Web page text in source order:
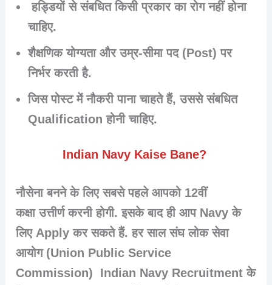
हड्डियों से संबधित किसी प्रकार का रोग नहीं होना
चाहिए.
शैक्षणिक योग्यता औरउम्र-सीमापद (Post) पर
निर्भर करती है.
जिस पोस्ट में नौकरी पाना चाहते हैं, उससे संबधित
Qualification होनी चाहिए.
Indian Navy Kaise Bane?
नौसेना बनने के लिए सबसे पहले आपको 12वीं
कक्षाउत्तीर्ण करनी होगी. इसके बाद ही आप Navy के
लिए Apply कर सकते हैं. हर साल संघ लोक सेवा
आयोग (Union Public Service
Commission) Indian Navy Recruitment के